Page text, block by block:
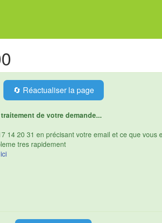
🔄 Réactualiser la page
de votre demande...
14 20 31 en précisant votre email et ce que vous
tres rapidement